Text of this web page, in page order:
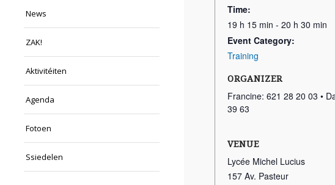
News
ZAK!
Aktivitéiten
Agenda
Fotoen
Ssiedelen
Time:
19 h 15 min - 20 h 30 min
Event Category:
Training
ORGANIZER
Francine: 621 28 20 03 •
39 63
VENUE
Lycée Michel Lucius
157 Av. Pasteur